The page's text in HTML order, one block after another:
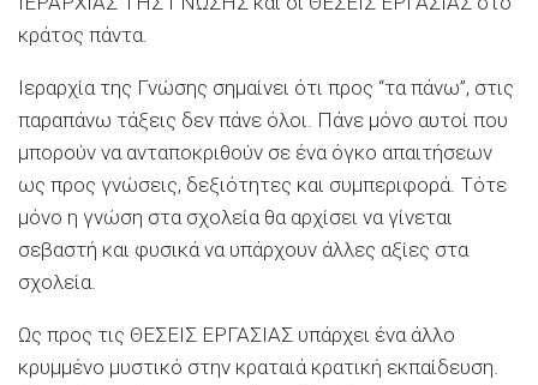
κράτος πάντα.
Ιεραρχία της Γνώσης σημαίνει ότι προς “τα πάνω”, στις
παραπάνω τάξεις δεν πάνε όλοι. Πάνε μόνο αυτοί που
μπορούν να ανταποκριθούν σε ένα όγκο απαιτήσεων
ως προς γνώσεις, δεξιότητες και συμπεριφορά. Τότε
μόνο η γνώση στα σχολεία θα αρχίσει να γίνεται
σεβαστή και φυσικά να υπάρχουν άλλες αξίες στα
σχολεία.
Ως προς τις ΘΕΣΕΙΣ ΕΡΓΑΣΙΑΣ υπάρχει ένα άλλο
κρυμμένο μυστικό στην κραταιά κρατική εκπαίδευση.